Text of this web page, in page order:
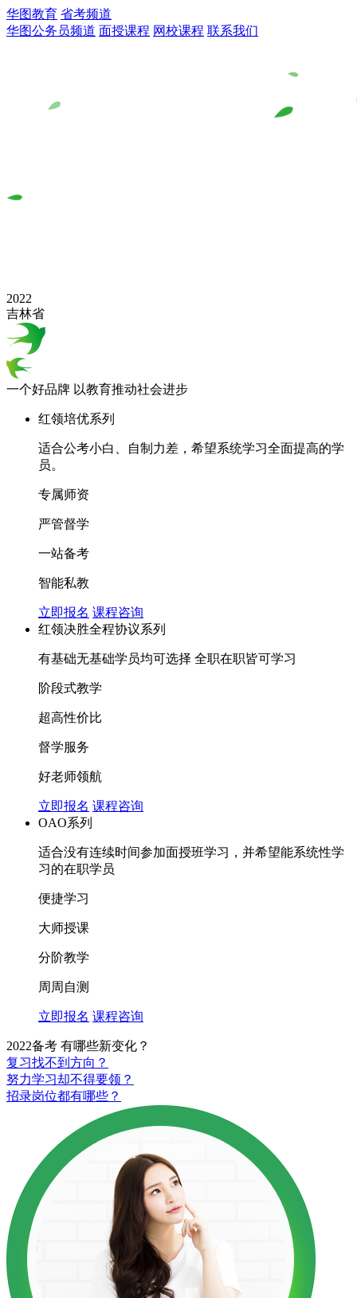
华图教育 省考频道
华图公务员频道 面授课程 网校课程 联系我们
2022
吉林省
一个好品牌 以教育推动社会进步
红领培优系列
适合公考小白、自制力差，希望系统学习全面提高的学
员。
专属师资
严管督学
一站备考
智能私教
立即报名 课程咨询
红领决胜全程协议系列
有基础无基础学员均可选择 全职在职皆可学习
阶段式教学
超高性价比
督学服务
好老师领航
立即报名 课程咨询
OAO系列
适合没有连续时间参加面授班学习，并希望能系统性学
习的在职学员
便捷学习
大师授课
分阶教学
周周自测
立即报名 课程咨询
2022备考 有哪些新变化？
复习找不到方向？
努力学习却不得要领？
招录岗位都有哪些？